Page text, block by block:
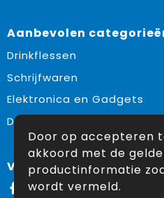
Aanbevolen
Drinkflessen
Schrijfwaren
Elektronica en Gadgets
Draagtassen
Volg ons op:
Facebook
Door op accepteren
akkoord met de
productinformatie
wordt vermeld.